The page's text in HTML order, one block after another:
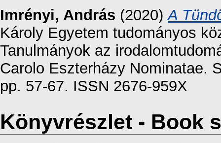
Imrényi, András (2020)A
Károly Egyetem tudományos
Tanulmányok az
Carolo Eszterházy Nominatae.
pp. 57-67. ISSN 2676-959X
Könyvrészlet - Book